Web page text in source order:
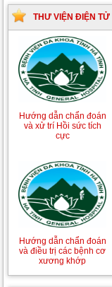
THƯ VIỆN ĐIỆN TỬ
Hướng dẫn chẩn đoán
và xử trí Hồi sức tích
cực
Tài liệu Hướng dẫn
phòng ngừa nhiễm
khuẩn vết mổ
Hướng dẫn quy trình kỹ
thuật Chuyên khoa
Phẫu thuật Tiết niệu